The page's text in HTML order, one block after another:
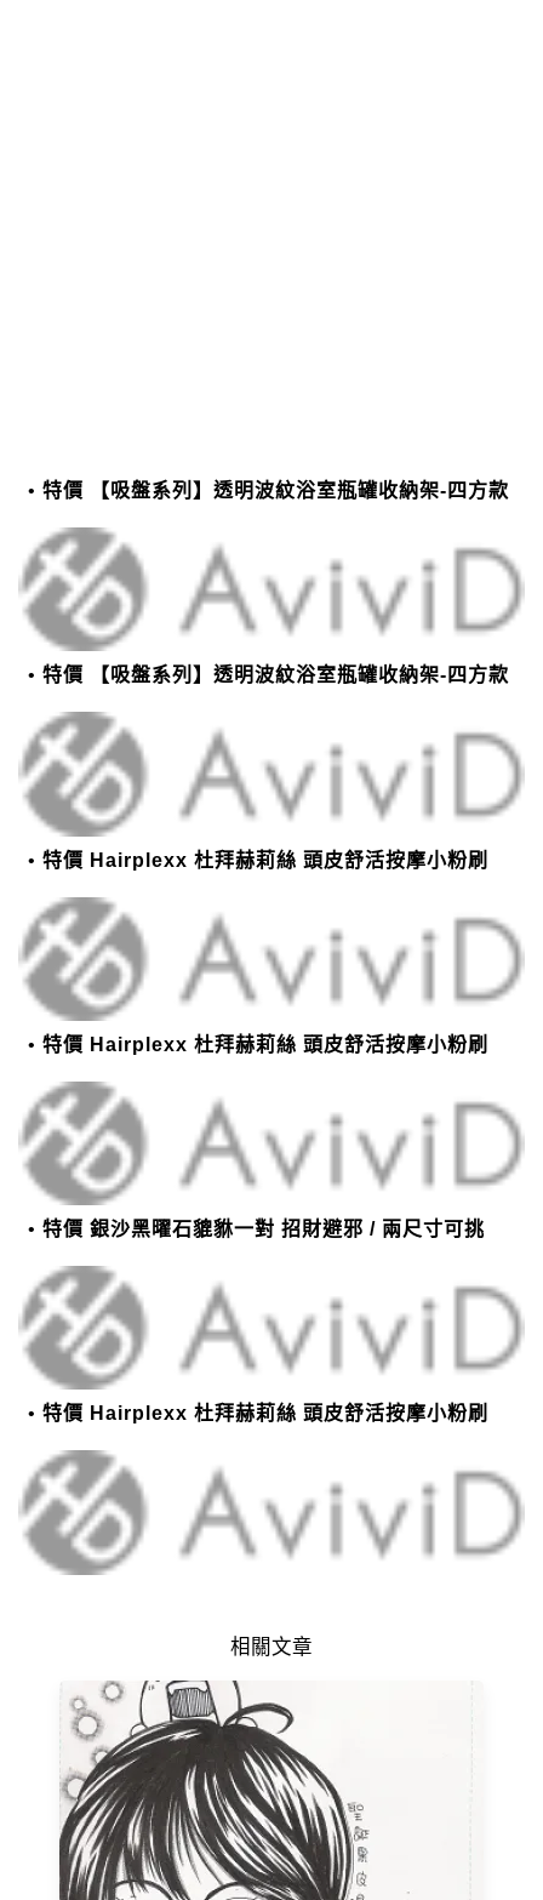
特價 【吸盤系列】透明波紋浴室瓶罐收納架-四方款
特價 【吸盤系列】透明波紋浴室瓶罐收納架-四方款
特價 Hairplexx 杜拜赫莉絲 頭皮舒活按摩小粉刷
特價 Hairplexx 杜拜赫莉絲 頭皮舒活按摩小粉刷
特價 銀沙黑曜石貔貅一對 招財避邪 / 兩尺寸可挑
特價 Hairplexx 杜拜赫莉絲 頭皮舒活按摩小粉刷
相關文章